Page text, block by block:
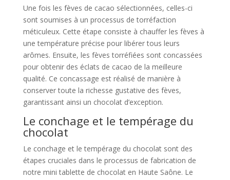
Une fois les fèves de cacao sélectionnées, celles-ci
sont soumises à un processus de torréfaction
méticuleux. Cette étape consiste à chauffer les fèves à
une température précise pour libérer tous leurs
arômes. Ensuite, les fèves torréfiées sont concassées
pour obtenir des éclats de cacao de la meilleure
qualité. Ce concassage est réalisé de manière à
conserver toute la richesse gustative des fèves,
garantissant ainsi un chocolat d’exception.
Le conchage et le tempérage du
chocolat
Le conchage et le tempérage du chocolat sont des
étapes cruciales dans le processus de fabrication de
notre mini tablette de chocolat en Haute Saône. Le